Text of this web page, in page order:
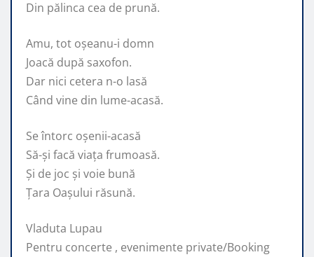
Din pălinca cea de prună.
Amu, tot oșeanu-i domn
Joacă după saxofon.
Dar nici cetera n-o lasă
Când vine din lume-acasă.
Se întorc oșenii-acasă
Să-și facă viața frumoasă.
Și de joc și voie bună
Țara Oașului răsună.
Vladuta Lupau
Pentru concerte , evenimente private/Booking